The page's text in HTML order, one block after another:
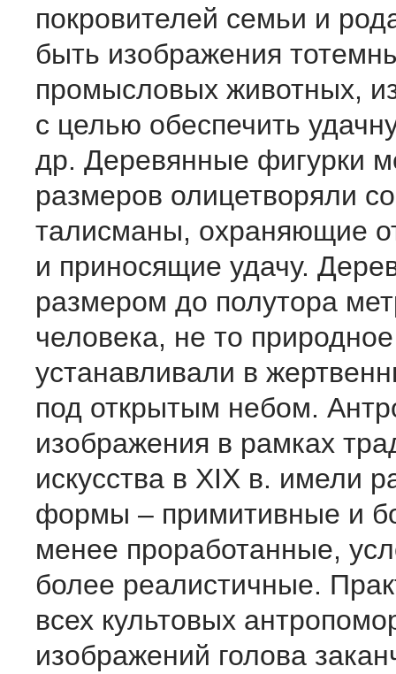
покровителей семьи и
быть изображения
промысловых животных,
с целью обеспечить
др. Деревянные фигурки
размеров олицетворяли
талисманы, охраняющие
и приносящие удачу.
размером до полутора
человека, не то
устанавливали в
под открытым небом.
изображения в рамках
искусства в XIX в. имели
формы – примитивные и
менее проработанные,
более реалистичные.
всех культовых
изображений голова